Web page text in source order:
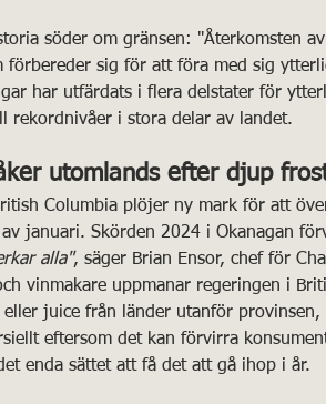
söder om gränsen: "Återkomsten
förbereder sig för att föra med sig
har utfärdats i flera delstater för
rekordnivåer i stora delar av landet.
utomlands efter djup
Columbia plöjer ny mark för att
januari. Skörden 2024 i Okanagan
alla", säger Brian Ensor, chef för
vinmakare uppmanar regeringen i
juice från länder utanför
eftersom det kan förvirra
enda sättet att få det att gå ihop i år.